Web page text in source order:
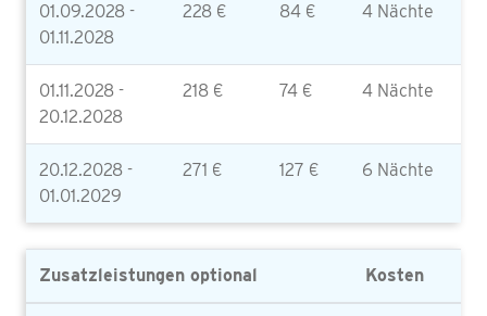
01.09.2028 -
01.11.2028
228 € 84 € 4 Nächte
01.11.2028 -
20.12.2028
218 € 74 € 4 Nächte
20.12.2028 -
01.01.2029
271 € 127 € 6 Nächte
Zusatzleistungen optional Kosten